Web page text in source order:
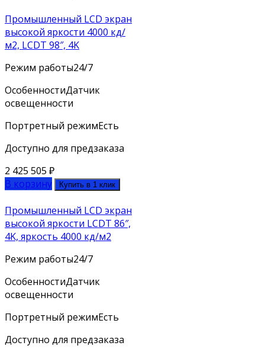
Промышленный LCD экран
высокой яркости 4000 кд/
м2, LCDT 98″, 4K
Режим работы24/7
ОсобенностиДатчик
освещенности
Портретный режимЕсть
Доступно для предзаказа
2 425 505 ₽
В корзину
Купить в 1 клик
Промышленный LCD экран
высокой яркости LCDT 86″,
4K, яркость 4000 кд/м2
Режим работы24/7
ОсобенностиДатчик
освещенности
Портретный режимЕсть
Доступно для предзаказа